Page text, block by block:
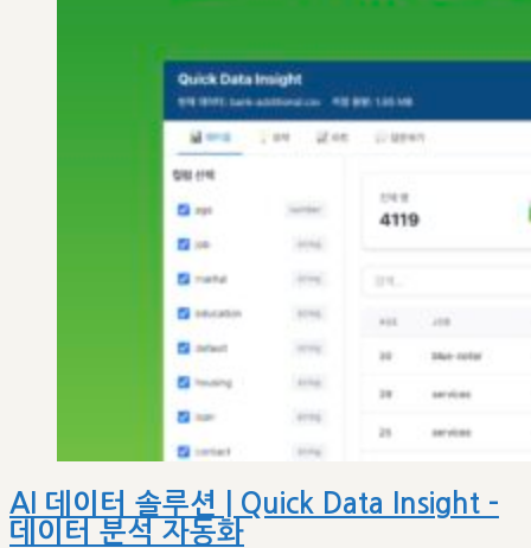
AI 데이터 솔루션 | Quick Data Insight –
데이터 분석 자동화